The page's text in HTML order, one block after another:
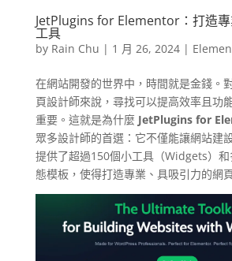
JetPlugins for Elementor：打造
工具
by Rain Chu | 1 月 26, 2024|
在網站開發的世界中，時間就是金錢。
頁設計師來說，尋找可以提高效率且功
重要。這就是為什麼 JetPlugins for
眾多設計師的首選：它不僅能讓網站建
提供了超過150個小工具（Widgets）
態模板，使得打造專業、具吸引力的網